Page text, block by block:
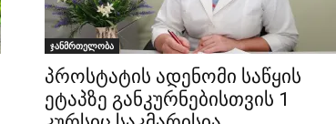
ჯანმრთელობა
პროსტატის ადენომი საწყის
ეტაპზე განკურნებისთვის 1